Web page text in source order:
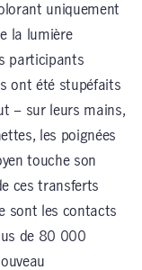
uniquement
la lumière
participants
ont été stupéfaits
– sur leurs mains,
les poignées
touche son
ces transferts
sont les contacts
de 80 000